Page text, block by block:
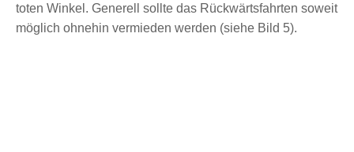
toten Winkel. Generell sollte das Rückwärtsfahrten soweit
möglich ohnehin vermieden werden (siehe Bild 5).